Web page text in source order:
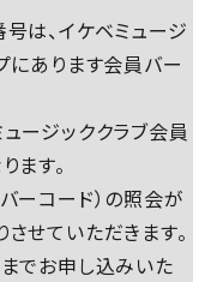
は、イケベミュージ
にあります会員バー
ージッククラブ会員
ます。
ーコード）の照会が
せていただきます。
でお申し込みいた